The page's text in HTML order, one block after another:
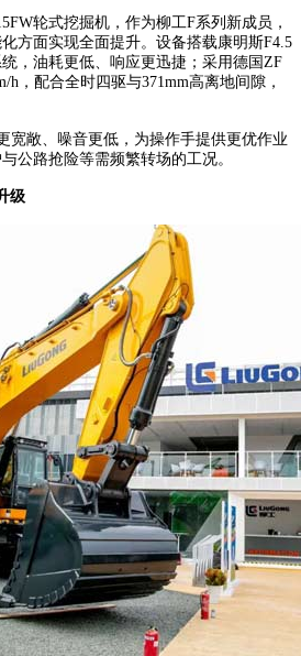
轮式挖掘机，作为柳工F系列新成员，
方面实现全面提升。设备搭载康明斯F4.5
，油耗更低、响应更迅捷；采用德国ZF
h，配合全时四驱与371mm高离地间隙，
敞、噪音更低，为操作手提供更优作业
公路抢险等需频繁转场的工况。
级